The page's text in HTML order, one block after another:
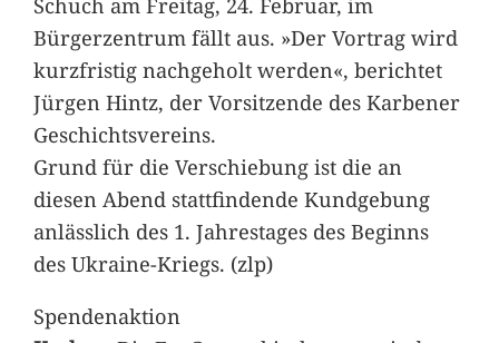
Bürgerzentrum fällt aus. »Der Vortrag wird
kurzfristig nachgeholt werden«, berichtet
Jürgen Hintz, der Vorsitzende des Karbener
Geschichtsvereins.
Grund für die Verschiebung ist die an
diesen Abend stattfindende Kundgebung
anlässlich des 1. Jahrestages des Beginns
des Ukraine-Kriegs. (zlp)
Spendenaktion